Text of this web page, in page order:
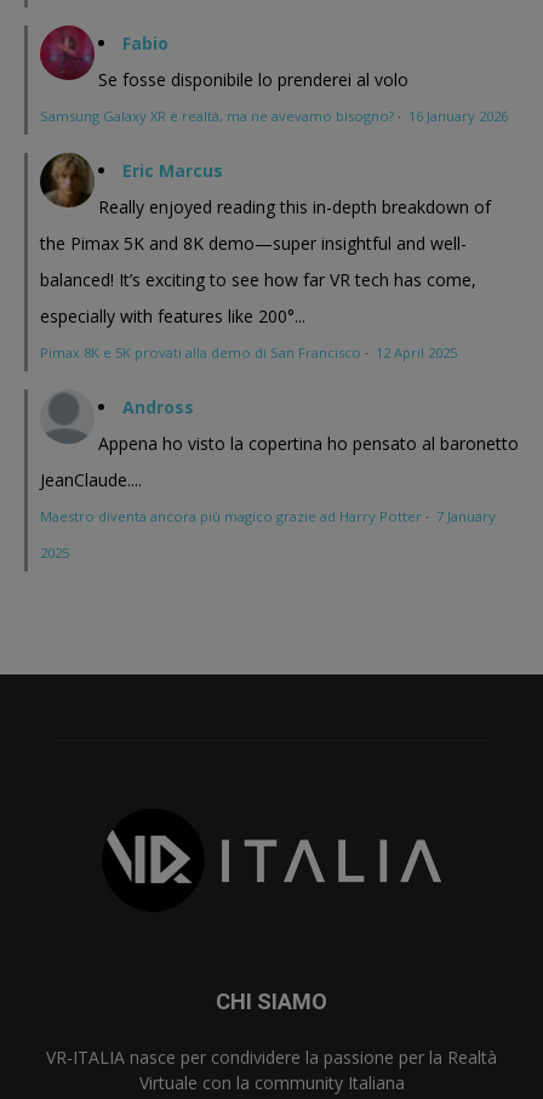
Fabio
Se fosse disponibile lo prenderei al volo
Samsung Galaxy XR è realtà, ma ne avevamo bisogno? · 16 January 2026
Eric Marcus
Really enjoyed reading this in-depth breakdown of
the Pimax 5K and 8K demo—super insightful and well-
balanced! It’s exciting to see how far VR tech has come,
especially with features like 200°...
Pimax 8K e 5K provati alla demo di San Francisco · 12 April 2025
Andross
Appena ho visto la copertina ho pensato al baronetto
JeanClaude....
Maestro diventa ancora più magico grazie ad Harry Potter · 7 January
2025
CHI SIAMO
VR-ITALIA nasce per condividere la passione per la Realtà
Virtuale con la community Italiana